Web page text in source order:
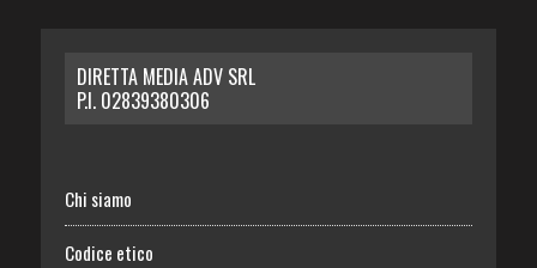
DIRETTA MEDIA ADV SRL
P.I. 02839380306
Chi siamo
Codice etico